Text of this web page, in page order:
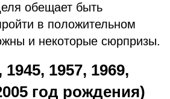
обещает быть
в положительном
и некоторые сюрпризы.
1957, 1969,
год рождения)